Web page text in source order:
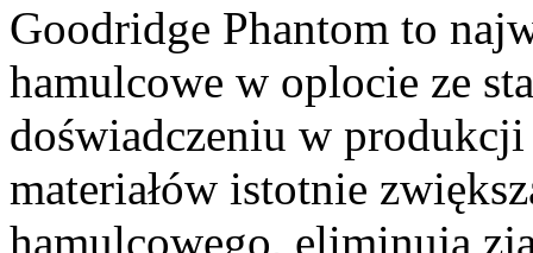
Goodridge Phantom to
hamulcowe w oplocie ze
doświadczeniu w
materiałów istotnie
hamulcowego, eliminują